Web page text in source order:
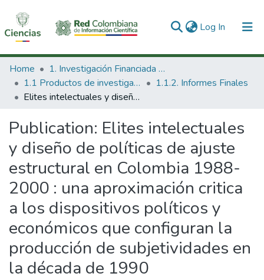
Log In (current)
Communities & Collections
All of DSpace
Home
1. Investigación Financiada con Recursos Públicos
1.1 Productos de investigación
1.1.2. Informes Finales
Elites intelectuales y diseño de políticas de ajuste estructural en Colombia 1988-2000 : una aproximación critica a los dispositivos políticos y económicos que configuran la producción de subjetividades en la década de 1990
Publication: Elites intelectuales
y diseño de políticas de ajuste
estructural en Colombia 1988-
2000 : una aproximación critica
a los dispositivos políticos y
económicos que configuran la
producción de subjetividades en
la década de 1990